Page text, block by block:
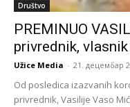
Društvo
PREMINUO
privrednik,
Užice Media - 21. децембар
Od posledica izazvanih
privrednik, Vasilije Vaso